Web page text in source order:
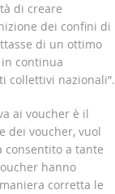
di creare
dei confini di
di un ottimo
continua
collettivi nazionali”.
ai voucher è il
dei voucher, vuol
consentito a tante
hanno
corretta le